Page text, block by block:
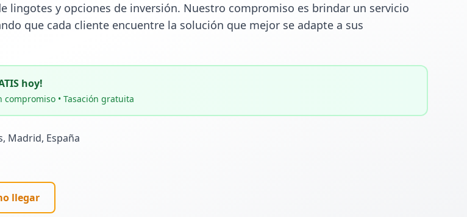
lingotes y opciones de inversión. Nuestro compromiso es brindar un servicio
que cada cliente encuentre la solución que mejor se adapte a sus
hoy!
compromiso • Tasación gratuita
Madrid, España
llegar